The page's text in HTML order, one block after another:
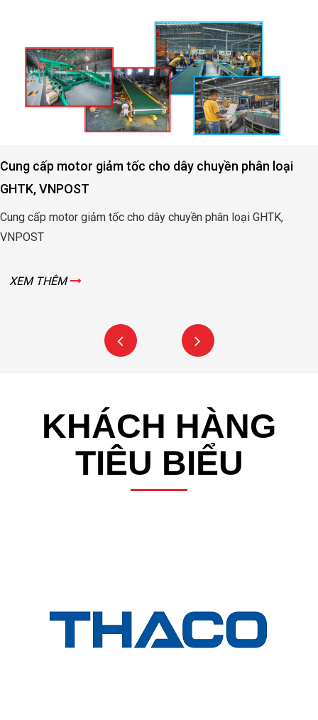
Cung cấp motor giảm tốc cho dây chuyền phân loại
GHTK, VNPOST
Cung cấp motor giảm tốc cho dây chuyền phân loại GHTK,
VNPOST
XEM THÊM
KHÁCH HÀNG
TIÊU BIỂU